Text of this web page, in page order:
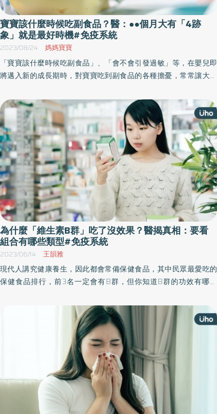
寶寶該什麼時候吃副食品？醫：●●個月大有「4跡
象」就是最好時機#免疫系統
2023/08/24 媽媽寶寶
「寶寶該什麼時候吃副食品」、「會不會引發過敏」等，在嬰兒即
將邁入新的成長期時，對寶寶吃到副食品的各種擔憂，常常讓大多
其實讓寶寶開始吃副食品的益處很多，正確了解吃副食品的價值觀
念，可幫助父母更有耐心陪著寶寶一起迎向新挑戰。
為什麼「維生素B群」吃了沒效果？醫揭真相：要看
組合有哪些類型#免疫系統
2023/06/14 王韻雅
現代人講究健康養生，因此都會常備保健食品，其中民眾最愛吃的
保健食品排行，前3名一定會有B群，但你知道B群的功效有哪些
神經系統功能，若補充不足容易出現全身倦怠、虛弱、體力不支等
情形。家醫科醫師建議，購買B群時，記得要聰明選擇自己所需的B
群元素，並注意濃度夠不夠。